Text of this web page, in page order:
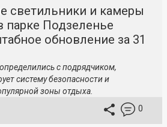
светильники и камеры
парке Подзеленье
обновление за 31
с подрядчиком,
систему безопасности и
зоны отдыха.
0